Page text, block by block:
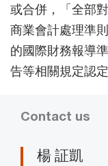
或合併，「全部
商業會計處理準
的國際財務報導
告等相關規定認定
Contact us
楊 証凱